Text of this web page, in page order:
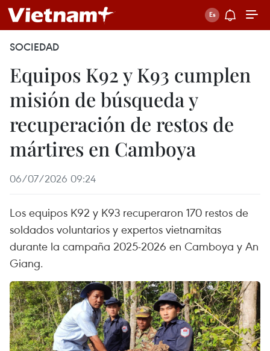
SOCIEDAD
Equipos K92 y K93 cumplen
misión de búsqueda y
recuperación de restos de
mártires en Camboya
06/07/2026 09:24
Los equipos K92 y K93 recuperaron 170 restos de
soldados voluntarios y expertos vietnamitas
durante la campaña 2025-2026 en Camboya y An
Giang.